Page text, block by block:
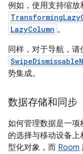
例如，使用支持缩放
LazyColumn 。
同样，对于导航，请
势集成。
数据存储和同步
如何管理数据是一
的选择与移动设备上
型化对象，而 Room